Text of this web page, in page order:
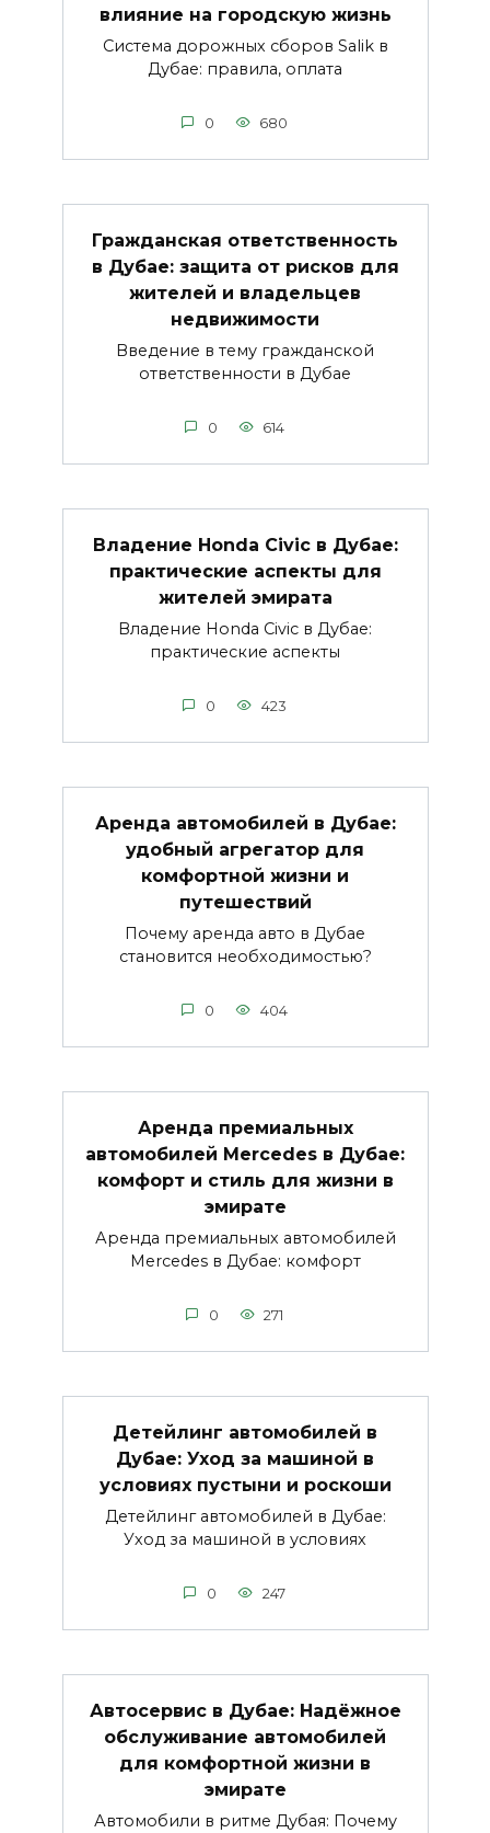
влияние на городскую жизнь
Система дорожных сборов Salik в
Дубае: правила, оплата
0 680
Гражданская ответственность
в Дубае: защита от рисков для
жителей и владельцев
недвижимости
Введение в тему гражданской
ответственности в Дубае
0 614
Владение Honda Civic в Дубае:
практические аспекты для
жителей эмирата
Владение Honda Civic в Дубае:
практические аспекты
0 423
Аренда автомобилей в Дубае:
удобный агрегатор для
комфортной жизни и
путешествий
Почему аренда авто в Дубае
становится необходимостью?
0 404
Аренда премиальных
автомобилей Mercedes в Дубае:
комфорт и стиль для жизни в
эмирате
Аренда премиальных автомобилей
Mercedes в Дубае: комфорт
0 271
Детейлинг автомобилей в
Дубае: Уход за машиной в
условиях пустыни и роскоши
Детейлинг автомобилей в Дубае:
Уход за машиной в условиях
0 247
Автосервис в Дубае: Надёжное
обслуживание автомобилей
для комфортной жизни в
эмирате
Автомобили в ритме Дубая: Почему